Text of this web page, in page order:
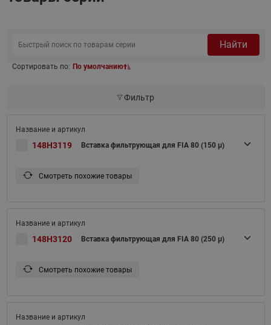
Найти
Сортировать по: По умолчанию
Фильтр
148H3119 Вставка фильтрующая для FIA 80 (150 μ)
Смотреть похожие товары
148H3120 Вставка фильтрующая для FIA 80 (250 μ)
Смотреть похожие товары